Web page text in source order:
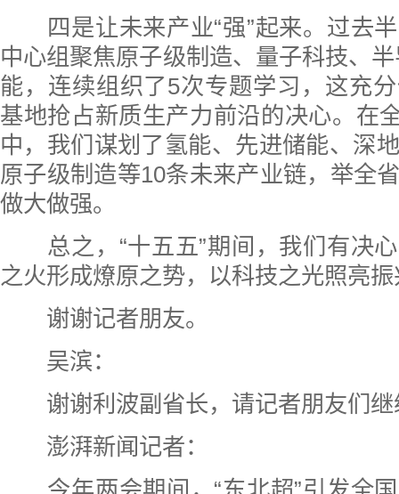
四是让未来产业“强”起来。过去半
中心组聚焦原子级制造、量子科技、
能，连续组织了5次专题学习，这充
基地抢占新质生产力前沿的决心。在
中，我们谋划了氢能、先进储能、深
原子级制造等10条未来产业链，举全
做大做强。
总之，“十五五”期间，我们有决心
之火形成燎原之势，以科技之光照亮
谢谢记者朋友。
吴滨：
谢谢利波副省长，请记者朋友们继
澎湃新闻记者：